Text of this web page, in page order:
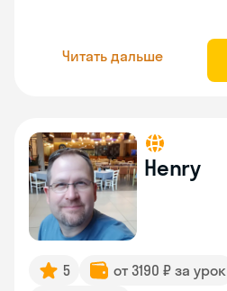
Читать дальше
Henry
5 от 3190 ₽ за урок